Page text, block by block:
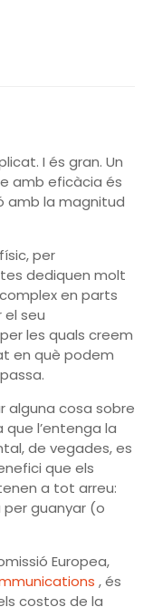
I és gran. Un
amb eficàcia és
amb la magnitud
per
dediquen molt
en parts
el seu
les quals creem
en què podem
alguna cosa sobre
l’entenga la
de vegades, es
que els
a tot arreu:
guanyar (o
Europea,
, és
costos de la